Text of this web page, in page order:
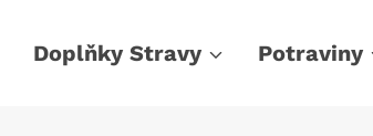
Doplňky Stravy Potraviny